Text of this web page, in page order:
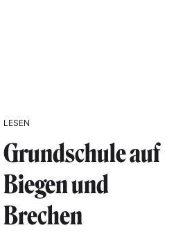
LESEN
Grundschule auf
Biegen und
Brechen